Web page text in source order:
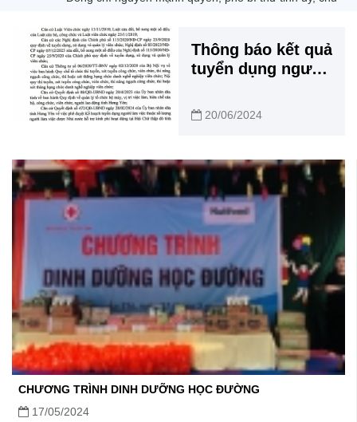
Thông báo kết quả
tuyển dụng người
Hội Chữ thập đỏ
năm 2024
20/06/2024
CHƯƠNG TRÌNH DINH DƯỠNG HỌC ĐƯỜNG
17/05/2024